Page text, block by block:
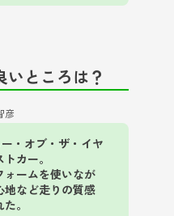
ところは？
彦
・オブ・ザ・イヤ
カー。
ォームを使いなが
地など走りの質感
。